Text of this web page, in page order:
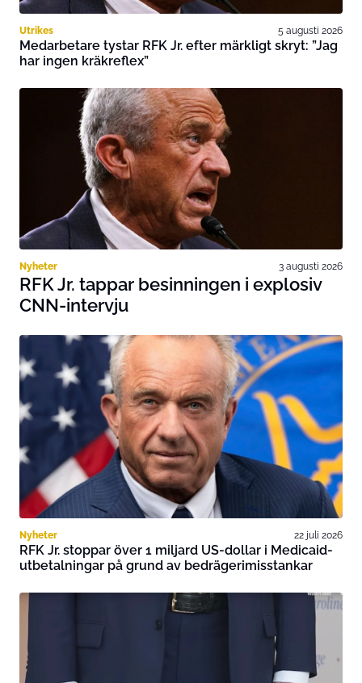
Utrikes 5 augusti 2026
Medarbetare tystar RFK Jr. efter märkligt skryt: ”Jag
har ingen kräkreflex”
Nyheter 3 augusti 2026
RFK Jr. tappar besinningen i explosiv
CNN-intervju
Nyheter 22 juli 2026
RFK Jr. stoppar över 1 miljard US-dollar i Medicaid-
utbetalningar på grund av bedrägerimisstankar